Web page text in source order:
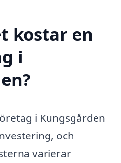
kostar en
i
i Kungsgården
och
varierar